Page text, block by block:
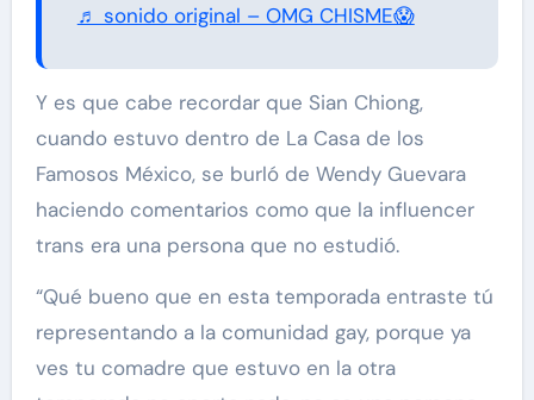
♬ sonido original – OMG CHISME😱
Y es que cabe recordar que Sian Chiong,
cuando estuvo dentro de La Casa de los
Famosos México, se burló de Wendy Guevara
haciendo comentarios como que la influencer
trans era una persona que no estudió.
“Qué bueno que en esta temporada entraste tú
representando a la comunidad gay, porque ya
ves tu comadre que estuvo en la otra